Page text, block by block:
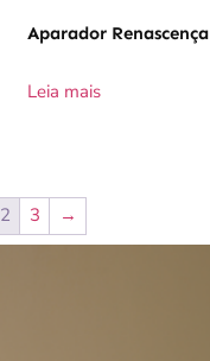
Aparador Renascença
Leia mais
2 3 →